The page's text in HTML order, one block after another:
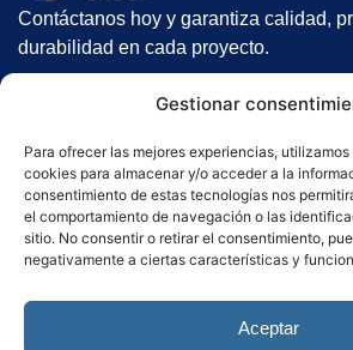
Gestionar
Para ofrecer las mejores experiencias,
cookies para almacenar y/o acceder a la
consentimiento de estas tecnologías nos
el comportamiento de navegación o las
sitio. No consentir o retirar el consentimiento,
negativamente a ciertas características y
Aceptar
Contáctanos hoy y garantiza calidad,
durabilidad en cada proyecto.
Nuestros servicios
Gunitado
Alquiler de gunitadoras
Contacto